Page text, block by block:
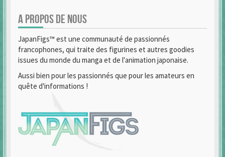
A PROPOS DE NOUS
JapanFigs™ est une communauté de passionnés
francophones, qui traite des figurines et autres goodies
issues du monde du manga et de l'animation japonaise.
Aussi bien pour les passionnés que pour les amateurs en
quête d'informations !